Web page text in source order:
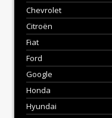
Chevrolet
Citroën
Fiat
Ford
Google
Honda
Hyundai